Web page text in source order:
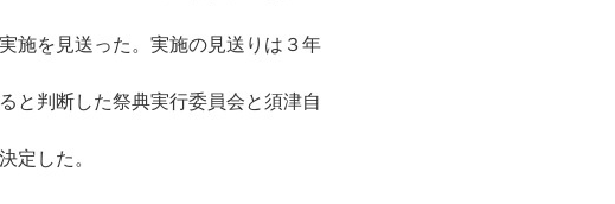
施を見送った。実施の見送りは３年
と判断した祭典実行委員会と須津自
定した。